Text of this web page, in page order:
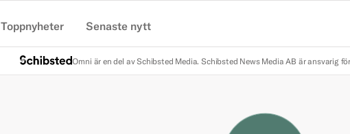
Toppnyheter Senaste nytt
Omni är en del av Schibsted Media. Schibsted News Media AB är ansvarig